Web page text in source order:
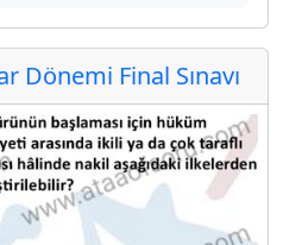
Dönemi Final Sınavı